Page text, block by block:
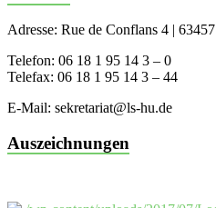
Adresse: Rue de Conflans 4 |
Telefon: 06 18 1 95 14 3 – 0
Telefax: 06 18 1 95 14 3 – 44
E-Mail: sekretariat@ls-hu.de
Auszeichnungen